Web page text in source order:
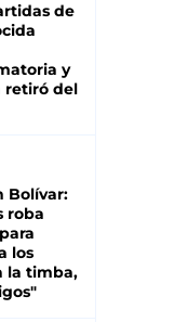
de
y
retiró del
Bolívar:
roba
los
la timba,